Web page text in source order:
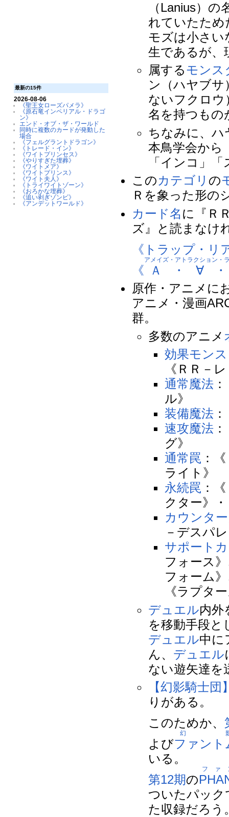
最新の15件
2026-08-06
《聖王女ローズパメラ》
《原石竜インペリアル・ドラゴ
ン》
エンド・オブ・ザ・ワールド
同時に複数のカードが発動した
場合
《フェルグラントドラゴン》
《トレード・イン》
《ワイトプリンセス》
《やりすぎた埋葬》
《ワイトメア》
《ワイトプリンス》
《ワイト夫人》
《トライワイトゾーン》
《おろかな埋葬》
《追い剥ぎゾンビ》
《アンデットワールド》
（Lanius）
れていたため
モズは小さい
生であるが、
属するモンス
ン（ハヤブ
ないフクロウ
名を持つもの
ちなみに、ハ
本鳥学会から
「インコ」
このカテゴリ の
Ｒを象った形の
カード名 に『Ｒ
ズ』と読まなけ
《トラップ・リ
《
Ａ・∀
アメイズ・アトラクション・
原作・アニメに
アニメ・漫画
群。
多数のアニメ
効果モン
《ＲＲ－
通常魔法
ル》
装備魔法
速攻魔法
グ》
通常罠 ：
ライト》
永続罠 ：
クター》
カウンタ
－デスパ
サポート
フォース
フォーム
《ラプタ
デュエル内外
を移動手段と
デュエル中に
ん、 デュエル
ない遊矢達を
【幻影騎士団
りがある。
このためか、
よびファント
幻
いる。
第12期の
ファ
ついたパック
た収録だろう